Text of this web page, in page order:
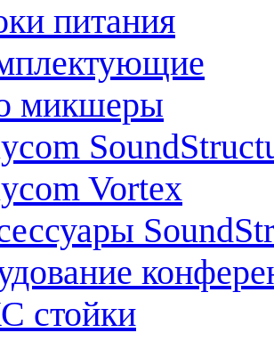
питания
микшеры
Vortex
стойки